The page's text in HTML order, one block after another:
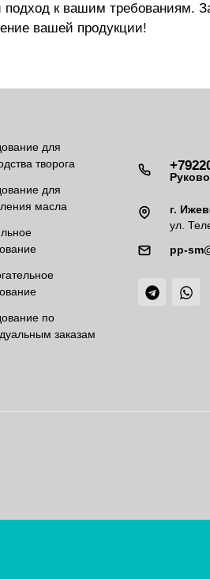
к вашим требованиям.
вашей продукции!
для
творога
для
масла
по
заказам
г.
ул.
pp-